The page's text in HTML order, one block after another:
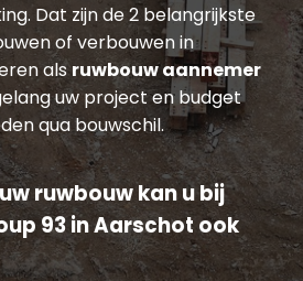
Dat zijn de 2 belangrijkste
of verbouwen in
alsruwbouw aannemer
uw project en budget
qua bouwschil.
ruwbouw kan u bij
93 in Aarschot ook